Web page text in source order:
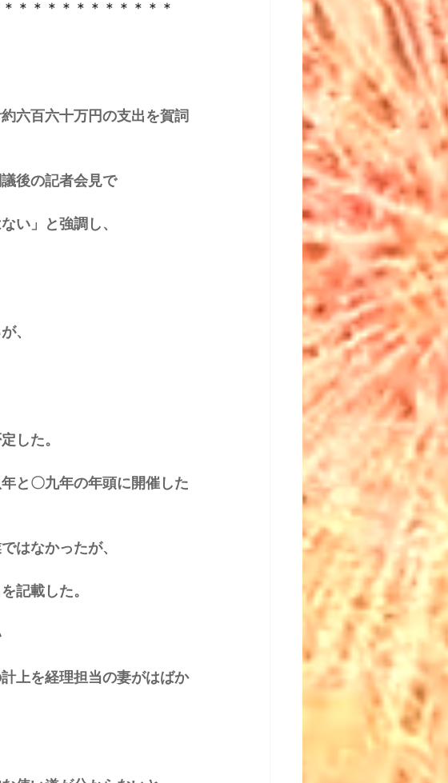
＊＊＊＊＊＊＊＊＊＊＊
六百六十万円の支出を賀詞
後の記者会見で
い」と強調し、
、
した。
と〇九年の年頭に開催した
はなかったが、
記載した。
上を経理担当の妻がはばか